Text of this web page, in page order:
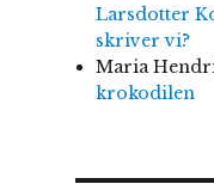
Larsdotter
skriver vi?
Maria
krokodilen